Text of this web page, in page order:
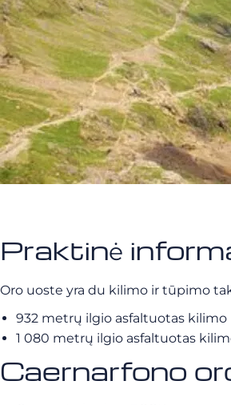
Praktinė
Oro uoste yra du kilimo ir tūpimo
932 metrų ilgio asfaltuotas
1 080 metrų ilgio asfaltuotas
Caernarfono